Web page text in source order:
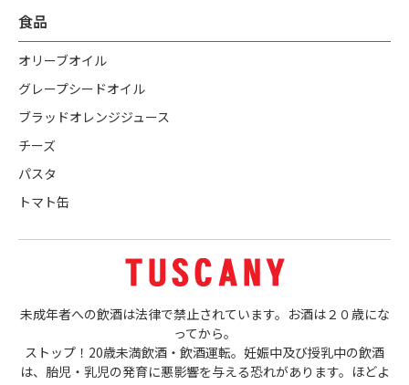
食品
オリーブオイル
グレープシードオイル
ブラッドオレンジジュース
チーズ
パスタ
トマト缶
未成年者への飲酒は法律で禁止されています。お酒は２０歳にな
ってから。
ストップ！20歳未満飲酒・飲酒運転。妊娠中及び授乳中の飲酒
は、胎児・乳児の発育に悪影響を与える恐れがあります。ほどよ